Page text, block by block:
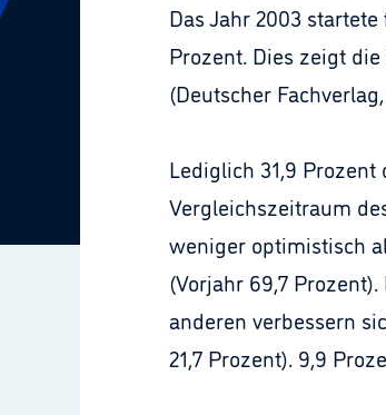
Das Jahr 2003
Prozent. Dies zeigt
(Deutscher
Lediglich 31,9
Vergleichszeitraum
weniger optimistisch
(Vorjahr 69,7
anderen verbessern
21,7 Prozent). 9,9